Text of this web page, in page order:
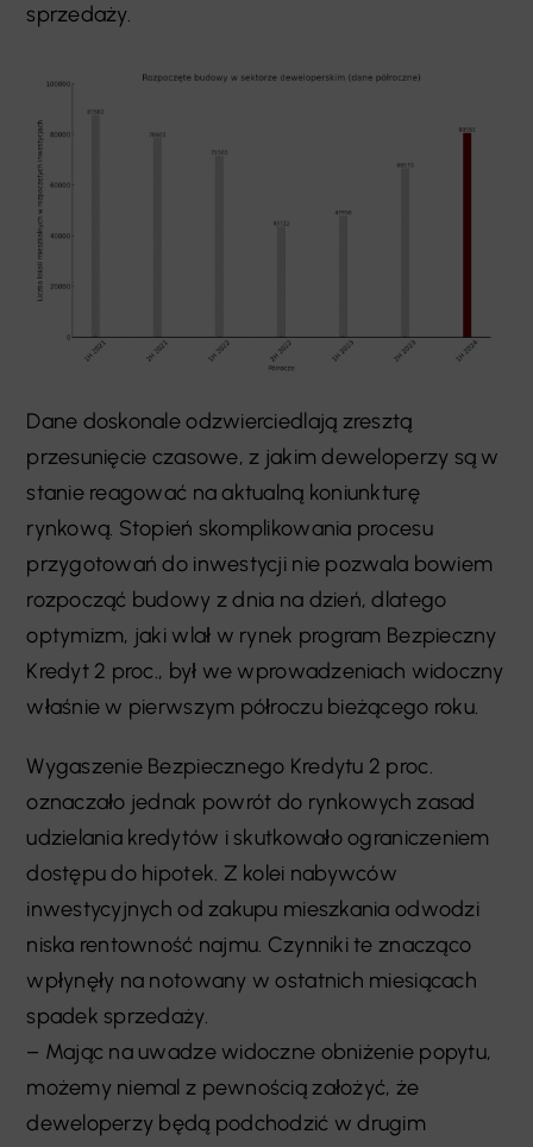
sprzedaży.
Dane doskonale odzwierciedlają zresztą
przesunięcie czasowe, z jakim deweloperzy są w
stanie reagować na aktualną koniunkturę
rynkową. Stopień skomplikowania procesu
przygotowań do inwestycji nie pozwala bowiem
rozpocząć budowy z dnia na dzień, dlatego
optymizm, jaki wlał w rynek program Bezpieczny
Kredyt 2 proc., był we wprowadzeniach widoczny
właśnie w pierwszym półroczu bieżącego roku.
Wygaszenie Bezpiecznego Kredytu 2 proc.
oznaczało jednak powrót do rynkowych zasad
udzielania kredytów i skutkowało ograniczeniem
dostępu do hipotek. Z kolei nabywców
inwestycyjnych od zakupu mieszkania odwodzi
niska rentowność najmu. Czynniki te znacząco
wpłynęły na notowany w ostatnich miesiącach
spadek sprzedaży.
– Mając na uwadze widoczne obniżenie popytu,
możemy niemal z pewnością założyć, że
deweloperzy będą podchodzić w drugim